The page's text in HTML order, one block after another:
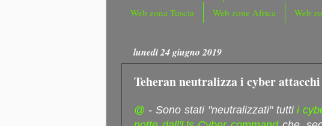
Web zona Tuscia
Web zone Africa Web
lunedì 24 giugno 2019
Teheran neutralizza i cyber attacchi
@ - Sono stati "neutralizzati" tuttii